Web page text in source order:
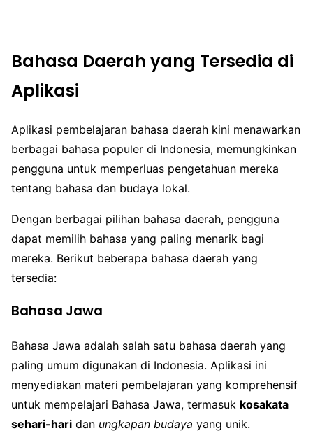
Bahasa Daerah yang Tersedia di
Aplikasi
Aplikasi pembelajaran bahasa daerah kini menawarkan
berbagai bahasa populer di Indonesia, memungkinkan
pengguna untuk memperluas pengetahuan mereka
tentang bahasa dan budaya lokal.
Dengan berbagai pilihan bahasa daerah, pengguna
dapat memilih bahasa yang paling menarik bagi
mereka. Berikut beberapa bahasa daerah yang
tersedia:
Bahasa Jawa
Bahasa Jawa adalah salah satu bahasa daerah yang
paling umum digunakan di Indonesia. Aplikasi ini
menyediakan materi pembelajaran yang komprehensif
untuk mempelajari Bahasa Jawa, termasuk kosakata
sehari-hari dan ungkapan budaya yang unik.